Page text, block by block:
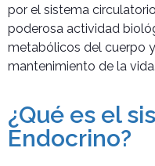
por el sistema
poderosa actividad
metabólicos del cuerpo
mantenimiento de la vida.
¿Qué es el
Endocrino?